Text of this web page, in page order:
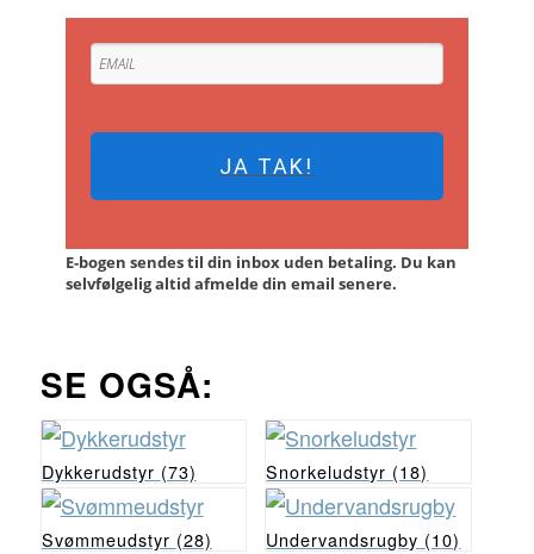
JA TAK!
E-bogen sendes til din inbox uden betaling. Du kan
selvfølgelig altid afmelde din email senere.
SE OGSÅ:
Dykkerudstyr (73) Snorkeludstyr (18)
Svømmeudstyr (28) Undervandsrugby (10)